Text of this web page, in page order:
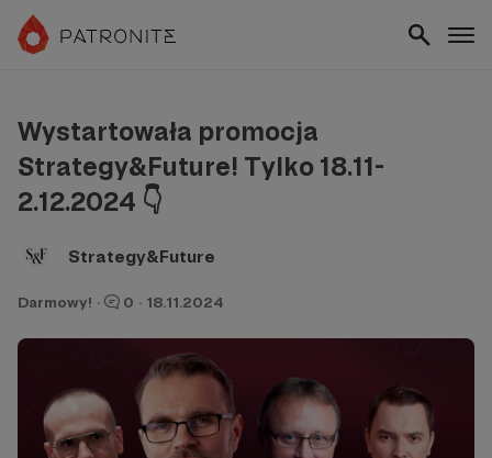
Wystartowała promocja
Strategy&Future! Tylko 18.11-
2.12.2024 👇
Strategy&Future
Darmowy! · 0 · 18.11.2024